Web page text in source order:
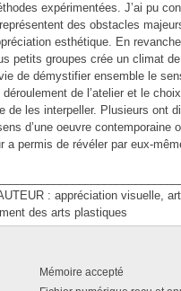
expérimentées. J’ai pu
des obstacles
esthétique. En
petits groupes crée un climat
de démystifier ensemble le
de l’atelier et le
de les interpeller. Plusieurs ont
d’une oeuvre contemporaine
a permis de révéler par eux-
: appréciation visuelle,
des arts plastiques
Mémoire accepté